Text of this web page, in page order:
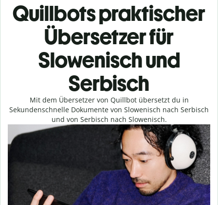
Quillbots praktischer
Übersetzer für
Slowenisch und
Serbisch
Mit dem Übersetzer von Quillbot übersetzt du in
Sekundenschnelle Dokumente von Slowenisch nach Serbisch
und von Serbisch nach Slowenisch.